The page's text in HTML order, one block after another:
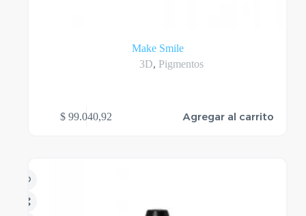
Make Smile
3D, Pigmentos
$ 99.040,92 Agregar al carrito